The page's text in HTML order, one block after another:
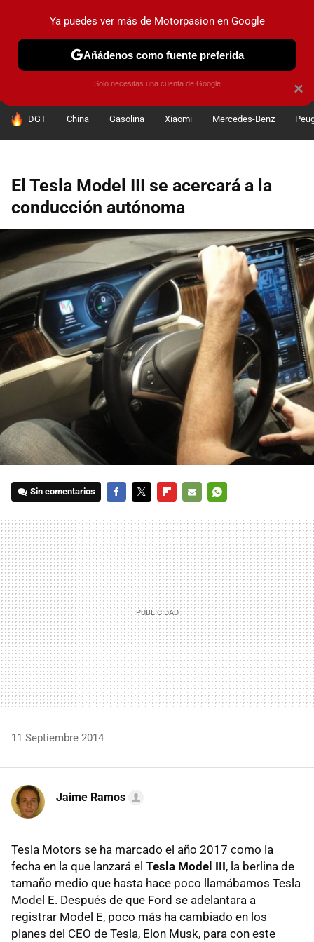
PRUEBAS COCHES ELÉCTRICOS OBSERVATORIO
HOY SE HABLA DE
DGT China Gasolina Xiaomi Mercedes-Benz
El Tesla Model III se acercará a la
conducción autónoma
Sin comentarios
MAIL
11 Septiembre 2014
Jaime Ramos
Tesla Motors se ha marcado el año 2017 como la
fecha en la que lanzará el Tesla Model III, la berlina de
tamaño medio que hasta hace poco llamábamos Tesla
Model E. Después de que Ford se adelantara a
registrar Model E, poco más ha cambiado en los
planes del CEO de Tesla, Elon Musk, para con este
×
Ya puedes ver más de Motorpasion en Google
Añádenos como fuente preferida
Solo necesitas una cuenta de Google